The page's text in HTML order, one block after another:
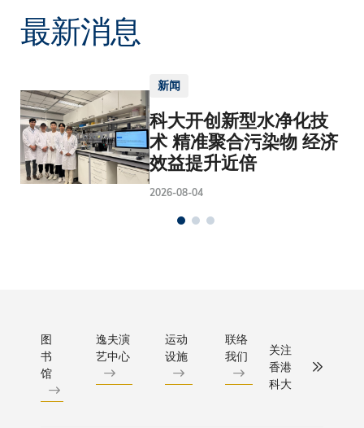
最新消息
新闻
科大开创新型水净化技
术 精准聚合污染物 经济
效益提升近倍
2026-08-04
图
书
馆
逸夫演
艺中心
运动
设施
联络
我们
关注
香港
科大